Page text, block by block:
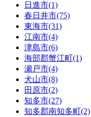
日進市(1)
春日井市(75)
東海市(31)
江南市(4)
津島市(6)
海部郡蟹江町(1)
瀬戸市(4)
犬山市(8)
田原市(2)
知多市(27)
知多郡南知多町(2)